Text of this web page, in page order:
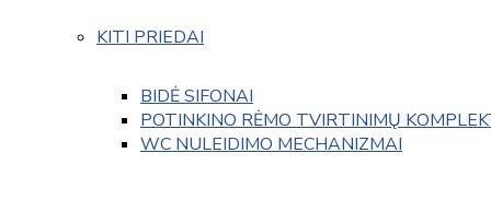
KITI PRIEDAI
BIDĖ SIFONAI
POTINKINO RĖMO TVIRTINIMŲ
WC NULEIDIMO MECHANIZMAI